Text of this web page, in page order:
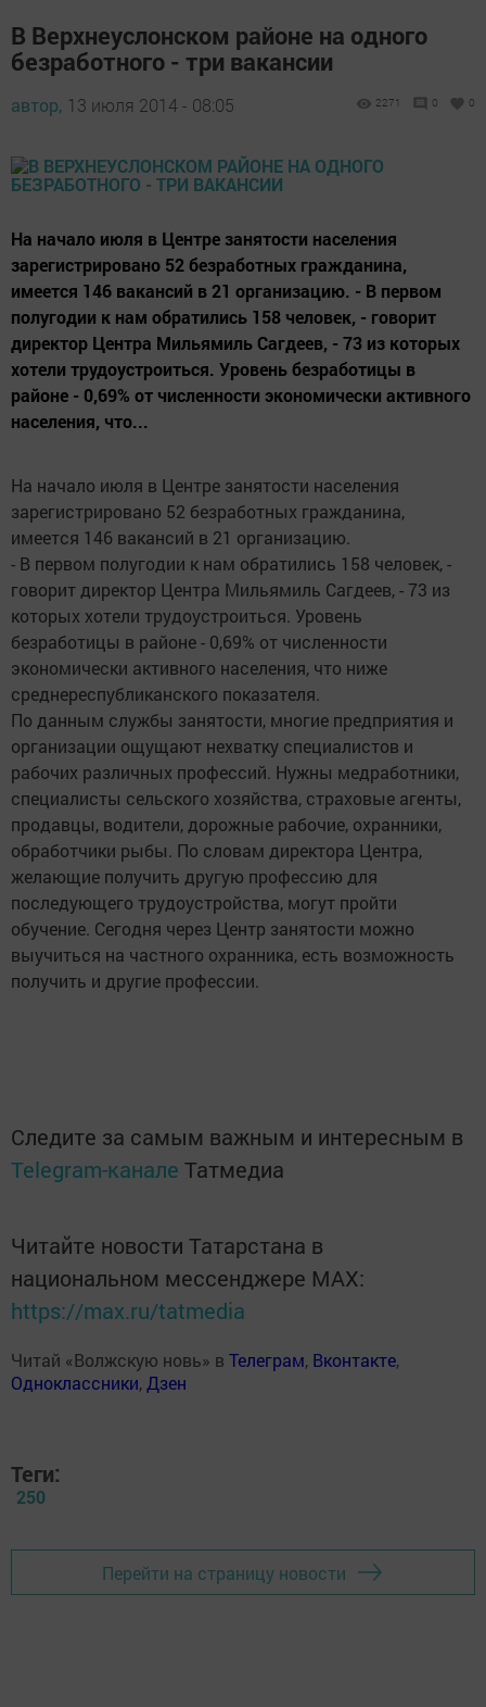
В Верхнеуслонском районе на одного
безработного - три вакансии
автор, 13 июля 2014 - 08:05 2271 0 0
На начало июля в Центре занятости населения
зарегистрировано 52 безработных гражданина,
имеется 146 вакансий в 21 организацию. - В первом
полугодии к нам обратились 158 человек, - говорит
директор Центра Мильямиль Сагдеев, - 73 из которых
хотели трудоустроиться. Уровень безработицы в
районе - 0,69% от численности экономически активного
населения, что...
На начало июля в Центре занятости населения
зарегистрировано 52 безработных гражданина,
имеется 146 вакансий в 21 организацию.
- В первом полугодии к нам обратились 158 человек, -
говорит директор Центра Мильямиль Сагдеев, - 73 из
которых хотели трудоустроиться. Уровень
безработицы в районе - 0,69% от численности
экономически активного населения, что ниже
среднереспубликанского показателя.
По данным службы занятости, многие предприятия и
организации ощущают нехватку специалистов и
рабочих различных профессий. Нужны медработники,
специалисты сельского хозяйства, страховые агенты,
продавцы, водители, дорожные рабочие, охранники,
обработчики рыбы. По словам директора Центра,
желающие получить другую профессию для
последующего трудоустройства, могут пройти
обучение. Сегодня через Центр занятости можно
выучиться на частного охранника, есть возможность
получить и другие профессии.
Следите за самым важным и интересным в
Telegram-канале Татмедиа
Читайте новости Татарстана в
национальном мессенджере MАХ:
https://max.ru/tatmedia
Читай «Волжскую новь» в Телеграм, Вконтакте,
Одноклассники, Дзен
Теги:
250
Перейти на страницу новости